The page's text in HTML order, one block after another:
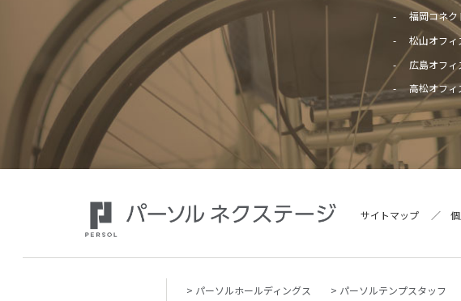
福岡コネク
松山オフィ
広島オフィ
高松オフィ
サイトマップ
パーソルホールディングス パーソルテンプスタッフ